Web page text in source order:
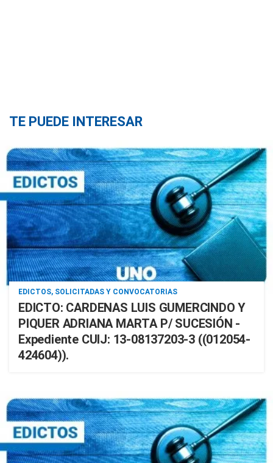
TE PUEDE INTERESAR
EDICTOS, SOLICITADAS Y CONVOCATORIAS
EDICTO: CARDENAS LUIS GUMERCINDO Y
PIQUER ADRIANA MARTA P/ SUCESIÓN -
Expediente CUIJ: 13-08137203-3 ((012054-
424604)).